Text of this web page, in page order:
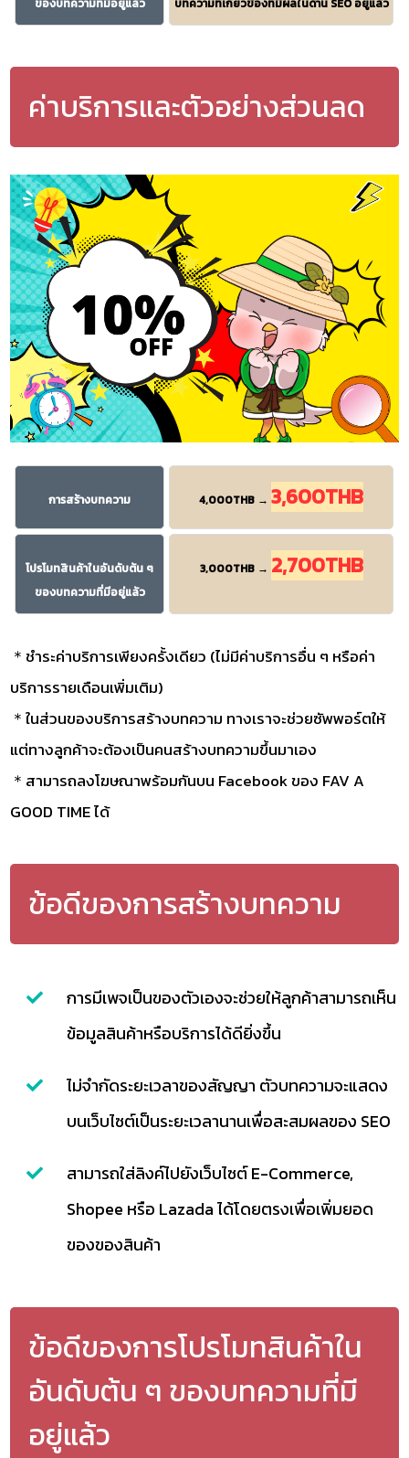
ของบทความที่มีอยู่แล้ว บทความที่เกี่ยวข้องที่มีผลในด้าน SEO อยู่แล้ว
ค่าบริการและตัวอย่างส่วนลด
การสร้างบทความ 4,000THB →3,600THB
โปรโมทสินค้าในอันดับต้น ๆ
ของบทความที่มีอยู่แล้ว
3,000THB → 2,700THB
＊ชำระค่าบริการเพียงครั้งเดียว (ไม่มีค่าบริการอื่น ๆ หรือค่า
บริการรายเดือนเพิ่มเติม)
＊ในส่วนของบริการสร้างบทความ ทางเราจะช่วยซัพพอร์ตให้
แต่ทางลูกค้าจะต้องเป็นคนสร้างบทความขึ้นมาเอง
＊สามารถลงโฆษณาพร้อมกันบน Facebook ของ FAV A
GOOD TIME ได้
ข้อดีของการสร้างบทความ
การมีเพจเป็นของตัวเองจะช่วยให้ลูกค้าสามารถเห็น
ข้อมูลสินค้าหรือบริการได้ดียิ่งขึ้น
ไม่จำกัดระยะเวลาของสัญญา ตัวบทความจะแสดง
บนเว็บไซต์เป็นระยะเวลานานเพื่อสะสมผลของ SEO
สามารถใส่ลิงค์ไปยังเว็บไซต์ E-Commerce,
Shopee หรือ Lazada ได้โดยตรงเพื่อเพิ่มยอด
ของของสินค้า
ข้อดีของการโปรโมทสินค้าใน
อันดับต้น ๆ ของบทความที่มี
อยู่แล้ว